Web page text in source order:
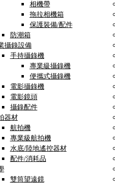
相機帶
拖拉相機箱
保護裝備/配件
防潮箱
攝錄設備
手持攝錄機
專業級攝錄機
便攜式攝錄機
電影攝錄機
電影鏡頭
攝錄配件
器材
航拍機
專業級航拍機
水底/陸地遙控器材
配件/消耗品
雙筒望遠鏡